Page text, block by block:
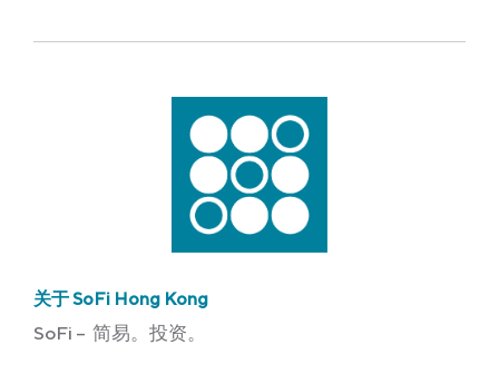
关于 SoFi Hong Kong
SoFi – 简易。投资。